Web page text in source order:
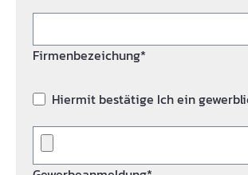
Firmenbezeichung*
Hiermit bestätige Ich ein